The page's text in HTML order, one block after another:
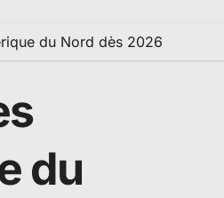
du Nord dès 2026
du